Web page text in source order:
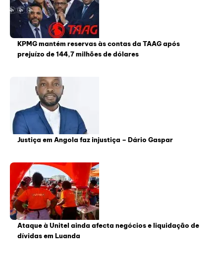
KPMG mantém reservas às contas da TAAG após
prejuízo de 144,7 milhões de dólares
Justiça em Angola faz injustiça – Dário Gaspar
Ataque à Unitel ainda afecta negócios e liquidação de
dívidas em Luanda